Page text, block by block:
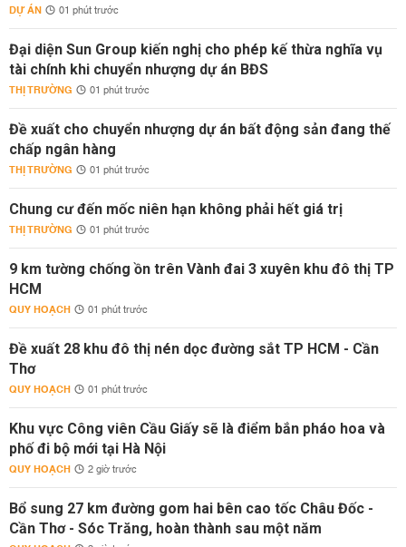
DỰ ÁN 01 phút trước
Đại diện Sun Group kiến nghị cho phép kế thừa nghĩa vụ
tài chính khi chuyển nhượng dự án BĐS
THỊ TRƯỜNG 01 phút trước
Đề xuất cho chuyển nhượng dự án bất động sản đang thế
chấp ngân hàng
THỊ TRƯỜNG 01 phút trước
Chung cư đến mốc niên hạn không phải hết giá trị
THỊ TRƯỜNG 01 phút trước
9 km tường chống ồn trên Vành đai 3 xuyên khu đô thị TP
HCM
QUY HOẠCH 01 phút trước
Đề xuất 28 khu đô thị nén dọc đường sắt TP HCM - Cần
Thơ
QUY HOẠCH 01 phút trước
Khu vực Công viên Cầu Giấy sẽ là điểm bắn pháo hoa và
phố đi bộ mới tại Hà Nội
QUY HOẠCH 2 giờ trước
Bổ sung 27 km đường gom hai bên cao tốc Châu Đốc -
Cần Thơ - Sóc Trăng, hoàn thành sau một năm